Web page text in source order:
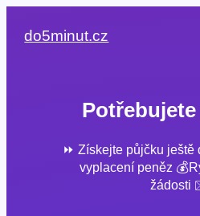
do5minut.cz
⏩ Získejte půjčku ještě
vyplacení peněz
žádosti